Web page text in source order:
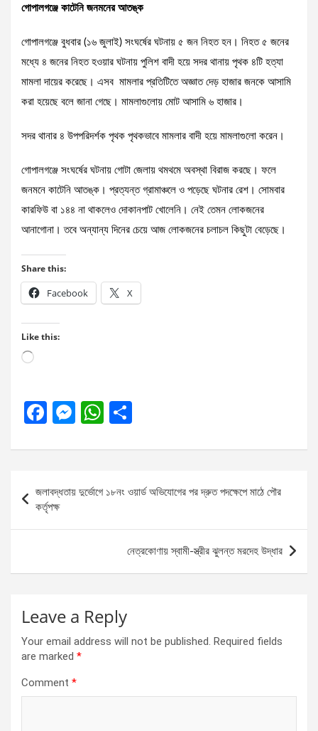
গোপালগঞ্জে কাটেনি জনমনের আতঙ্ক
গোপালগঞ্জে বুধবার (১৬ জুলাই) সংঘর্ষের ঘটনায় ৫ জন নিহত হন। নিহত ৫ জনের
মধ্যে ৪ জনের নিহত হওয়ার ঘটনায় পুলিশ বাদী হয়ে সদর থানায় পৃথক ৪টি হত্যা
মামলা দায়ের করেছে। এসব মামলার প্রতিটিতে অজ্ঞাত দেড় হাজার জনকে আসামি
করা হয়েছে বলে জানা গেছে। মামলাগুলোয় মোট আসামি ৬ হাজার।
সদর থানার ৪ উপপরিদর্শক পৃথক পৃথকভাবে মামলার বাদী হয়ে মামলাগুলো করেন।
গোপালগঞ্জে সংঘর্ষের ঘটনায় গোটা জেলায় থমথমে অবস্থা বিরাজ করছে। ফলে
জনমনে কাটেনি আতঙ্ক। প্রত্যন্ত গ্রামাঞ্চলে ও পড়েছে ঘটনার রেশ। সোমবার
কারফিউ বা ১৪৪ না থাকলেও দোকানপাট খোলেনি। নেই তেমন লোকজনের
আনাগোনা। তবে অন্যান্য দিনের চেয়ে আজ লোকজনের চলাচল কিছুটা বেড়েছে।
Share this:
Facebook X
Like this:
Loading…
F
ce
o
o
M
se
g
er
W
at
A
p
ar
navigation
জলাবদ্ধতায় দুর্ভোগে ১৮নং ওয়ার্ড অভিযোগের পর দ্রুত পদক্ষেপে মাঠে পৌর
কর্তৃপক্ষ
নেত্রকোণায় স্বামী-স্ত্রীর ঝুলন্ত মরদেহ উদ্ধার
Leave a Reply
Your email address will not be published. Required fields
are marked *
Comment *